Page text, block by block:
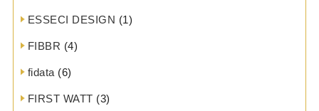
ESSECI DESIGN (1)
FIBBR (4)
fidata (6)
FIRST WATT (3)